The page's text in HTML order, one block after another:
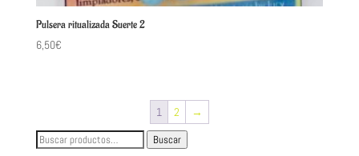
Pulsera ritualizada Suerte 2
6,50€
1 2
→
Buscar
Buscar